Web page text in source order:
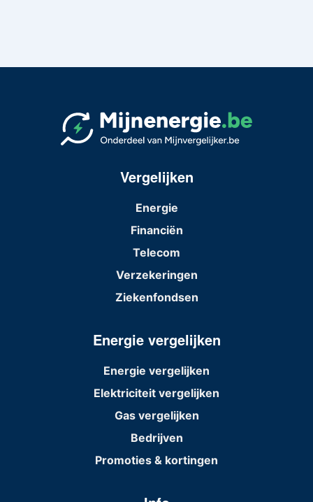
Vergelijken
Energie
Financiën
Telecom
Verzekeringen
Ziekenfondsen
Energie vergelijken
Energie vergelijken
Elektriciteit vergelijken
Gas vergelijken
Bedrijven
Promoties & kortingen